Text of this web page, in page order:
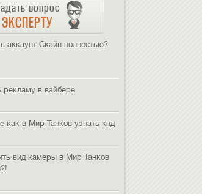
вопрос
ЭКСПЕРТУ
аккаунт Скайп полностью?
рекламу в вайбере
как в Мир Танков узнать кпд
вид камеры в Мир Танков